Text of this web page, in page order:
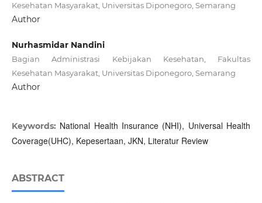
Kesehatan Masyarakat, Universitas Diponegoro, Semarang
Author
Nurhasmidar Nandini
Bagian Administrasi Kebijakan Kesehatan, Fakultas
Kesehatan Masyarakat, Universitas Diponegoro, Semarang
Author
Keywords: National Health Insurance (NHI), Universal Health
Coverage(UHC), Kepesertaan, JKN, Literatur Review
ABSTRACT